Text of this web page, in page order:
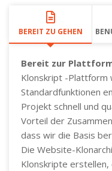
BEREIT ZU GEHEN
Bereit zur
Klonskript -Plattform
Standardfunktionen
Projekt schnell und
Vorteil der
dass wir die Basis
Die Website-
Klonskripte erstellen,